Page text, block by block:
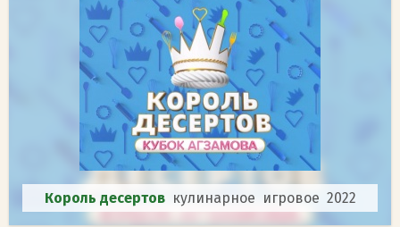
Король десертов кулинарное игровое 2022